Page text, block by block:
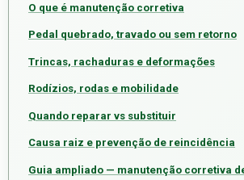
O que é manutenção corretiva
Pedal quebrado, travado ou sem retorno
Trincas, rachaduras e deformações
Rodízios, rodas e mobilidade
Quando reparar vs substituir
Causa raiz e prevenção de reincidência
Guia ampliado — manutenção corretiva